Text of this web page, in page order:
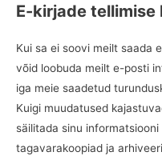
E-kirjade tellimise
Kui sa ei soovi meilt saada
võid loobuda meilt e-posti
iga meie saadetud
Kuigi muudatused
säilitada sinu
tagavarakoopiad ja